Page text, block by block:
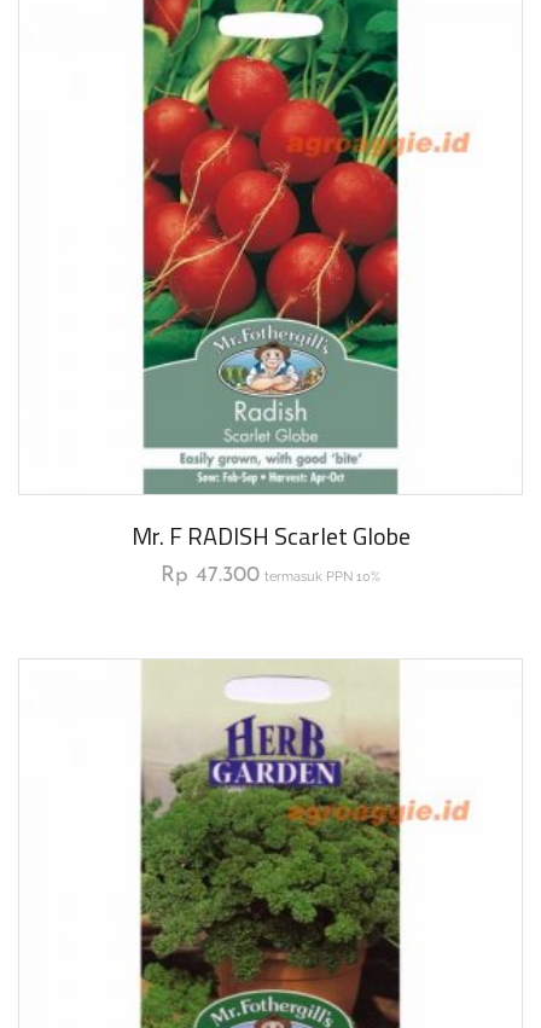
Mr. F RADISH Scarlet Globe
Rp 47.300 termasuk PPN 10%